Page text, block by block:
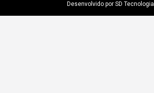
Desenvolvido por SD Tecnologia